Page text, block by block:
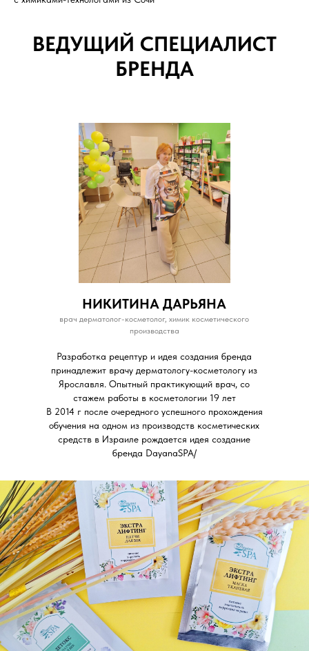
ВЕДУЩИЙ СПЕЦИАЛИСТ
БРЕНДА
НИКИТИНА ДАРЬЯНА
врач дерматолог-косметолог, химик косметического
производства
Разработка рецептур и идея создания бренда
принадлежит врачу дерматологу-косметологу из
Ярославля. Опытный практикующий врач, со
стажем работы в косметологии 19 лет
В 2014 г после очередного успешного прохождения
обучения на одном из производств косметических
средств в Израиле рождается идея создание
бренда DayanaSPA/